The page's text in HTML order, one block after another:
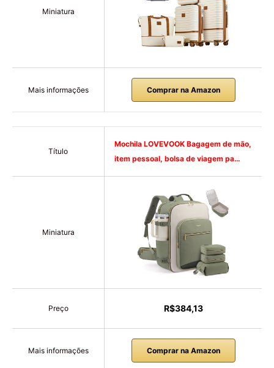
Miniatura
Mais informações Comprar na Amazon
Título
Mochila LOVEVOOK Bagagem de mão,
item pessoal, bolsa de viagem pa…
Miniatura
Preço R$384,13
Mais informações Comprar na Amazon